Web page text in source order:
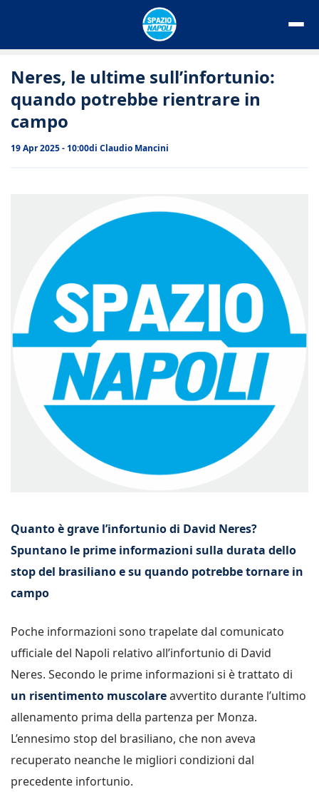
Neres, le ultime sull’infortunio:
quando potrebbe rientrare in
campo
19 Apr 2025 - 10:00di Claudio Mancini
Quanto è grave l’infortunio di David Neres?
Spuntano le prime informazioni sulla durata dello
stop del brasiliano e su quando potrebbe tornare in
campo
Poche informazioni sono trapelate dal comunicato
ufficiale del Napoli relativo all’infortunio di David
Neres. Secondo le prime informazioni si è trattato di
un risentimento muscolareavvertito durante l’ultimo
allenamento prima della partenza per Monza.
L’ennesimo stop del brasiliano, che non aveva
recuperato neanche le migliori condizioni dal
precedente infortunio.